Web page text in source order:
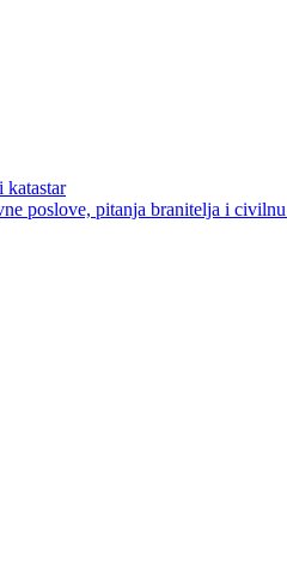
katastar
poslove, pitanja branitelja i